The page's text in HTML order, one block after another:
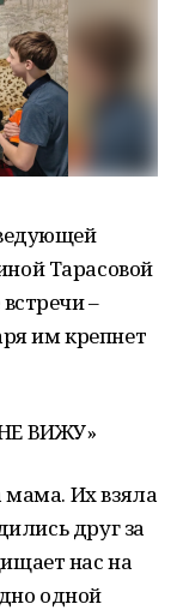
Тарасовой
–
им крепнет
ВИЖУ»
мама. Их взяла
друг за
нас на
одной